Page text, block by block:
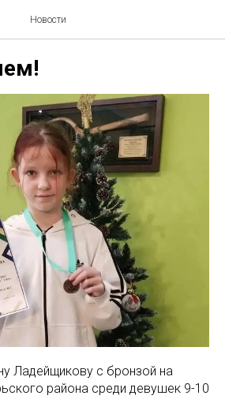
Новости
Ладейщикову с бронзой на
района среди девушек 9-10